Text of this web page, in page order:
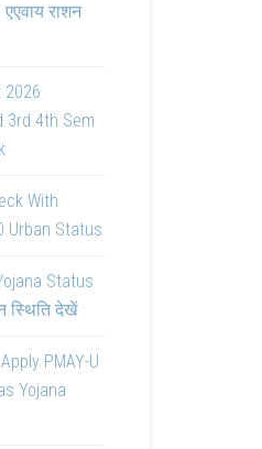
राशन
2026
3rd 4th Sem
With
Urban Status
Status
स्थिति देखें
PMAY-U
Yojana